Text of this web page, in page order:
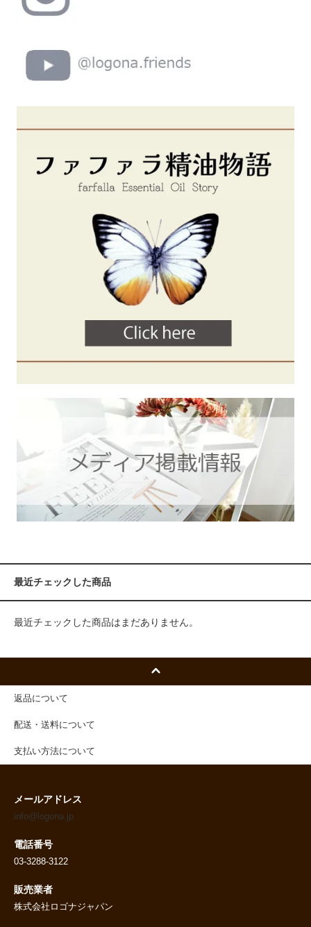
最近チェックした商品
最近チェックした商品はまだありません。
返品について
配送・送料について
支払い方法について
メールアドレス
info@logona.jp
電話番号
03-3288-3122
販売業者
株式会社ロゴナジャパン